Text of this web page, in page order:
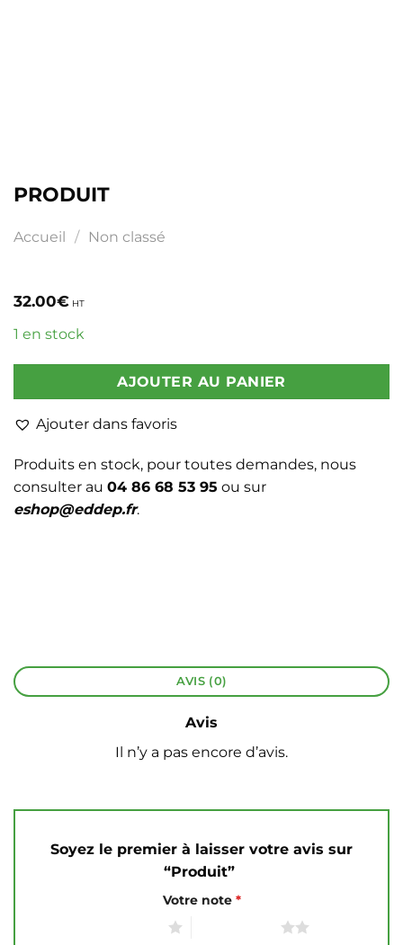
PRODUIT
Accueil / Non classé
32.00€ HT
1 en stock
AJOUTER AU PANIER
Ajouter dans favoris
Produits en stock, pour toutes demandes, nous
consulter au 04 86 68 53 95 ou sur
eshop@eddep.fr.
AVIS (0)
Avis
Il n’y a pas encore d’avis.
Soyez le premier à laisser votre avis sur
“Produit”
Votre note *